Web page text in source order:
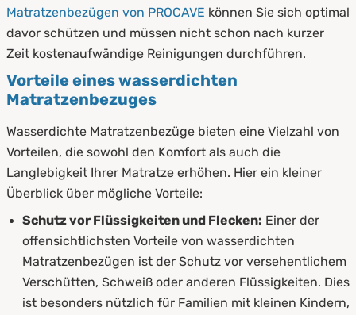
Matratzenbezügen von PROCAVE können Sie sich optimal
davor schützen und müssen nicht schon nach kurzer
Zeit kostenaufwändige Reinigungen durchführen.
Vorteile eines wasserdichten
Matratzenbezuges
Wasserdichte Matratzenbezüge bieten eine Vielzahl von
Vorteilen, die sowohl den Komfort als auch die
Langlebigkeit Ihrer Matratze erhöhen. Hier ein kleiner
Überblick über mögliche Vorteile:
Schutz vor Flüssigkeiten und Flecken: Einer der
offensichtlichsten Vorteile von wasserdichten
Matratzenbezügen ist der Schutz vor versehentlichem
Verschütten, Schweiß oder anderen Flüssigkeiten. Dies
ist besonders nützlich für Familien mit kleinen Kindern,